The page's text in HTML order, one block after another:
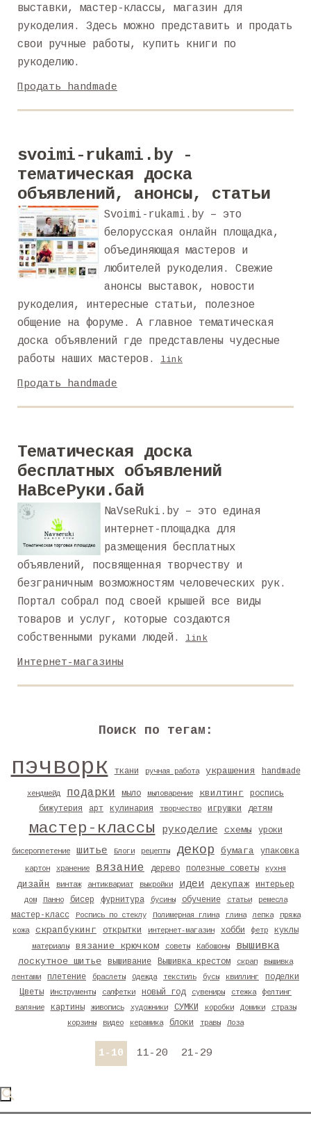
выставки, мастер-классы, магазин для
рукоделия. Здесь можно представить и продать
свои ручные работы, купить книги по
рукоделию.
Продать handmade
svoimi-rukami.by -
тематическая доска
объявлений, анонсы, статьи
Svoimi-rukami.by – это
белорусская онлайн площадка,
объединяющая мастеров и
любителей рукоделия. Свежие
анонсы выставок, новости
рукоделия, интересные статьи, полезное
общение на форуме. А главное тематическая
доска объявлений где представлены чудесные
работы наших мастеров.
link
Продать handmade
Тематическая доска
бесплатных объявлений
НаВсеРуки.бай
NaVseRuki.by – это единая
интернет-площадка для
размещения бесплатных
объявлений, посвященная творчеству и
безграничным возможностям человеческих рук.
Портал собрал под своей крышей все виды
товаров и услуг, которые создаются
собственными руками людей.
link
Интернет-магазины
Поиск по тегам:
пэчворк ткани ручная работа украшения handmade
хендмейд подарки мыло мыловарение квилтинг
роспись
бижутерия
арт кулинария творчество игрушки детям
мастер-классы рукоделие схемы уроки
бисероплетение шитье Блоги рецепты декор бумага упаковка
картон хранение вязание дерево полезные советы кухня
дизайн винтаж антиквариат выкройки идеи декупаж интерьер
дом Панно бисер фурнитура бусины обучение статьи ремесла
мастер-класс Роспись по стеклу Полимерная глина глина лепка
пряжа
кожа
скрапбукинг открытки интернет-магазин хобби фетр куклы
материалы вязание крючком советы Кабошоны вышивка
лоскутное шитье вышивание Вышивка крестом скрап
вышивка
лентами
плетение браслеты Одежда текстиль бусы квиллинг
поделки
Цветы
Инструменты салфетки новый год сувениры стежка
фелтинг
валяние
картины живопись художники СУМКИ коробки Домики
стразы
корзины
видео керамика блоки травы Лоза
1-10 11-20 21-29